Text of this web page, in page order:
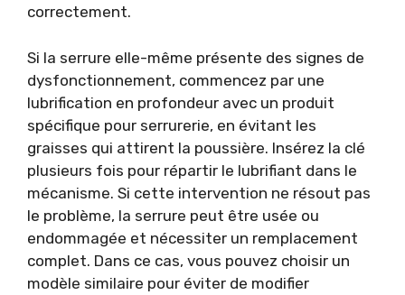
correctement.
Si la serrure elle-même présente des signes de
dysfonctionnement, commencez par une
lubrification en profondeur avec un produit
spécifique pour serrurerie, en évitant les
graisses qui attirent la poussière. Insérez la clé
plusieurs fois pour répartir le lubrifiant dans le
mécanisme. Si cette intervention ne résout pas
le problème, la serrure peut être usée ou
endommagée et nécessiter un remplacement
complet. Dans ce cas, vous pouvez choisir un
modèle similaire pour éviter de modifier